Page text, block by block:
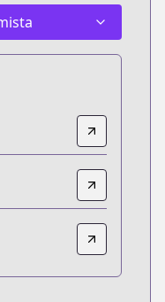
reincarnation-of-
48633